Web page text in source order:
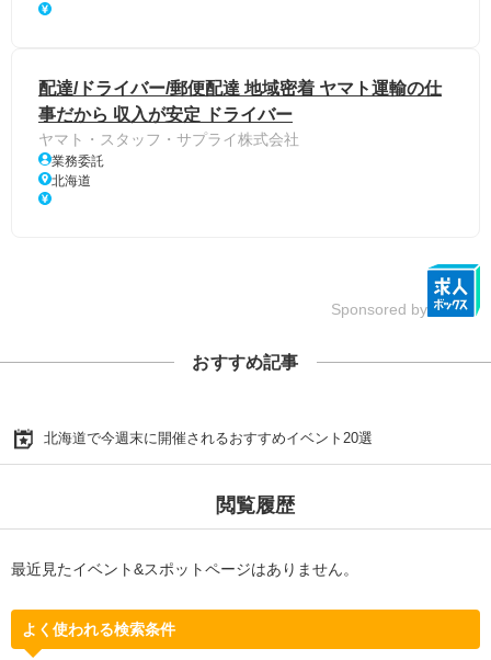
配達/ドライバー/郵便配達 地域密着 ヤマト運輸の仕
事だから 収入が安定 ドライバー
ヤマト・スタッフ・サプライ株式会社
業務委託
北海道
Sponsored by
おすすめ記事
北海道で今週末に開催されるおすすめイベント20選
閲覧履歴
最近見たイベント&スポットページはありません。
よく使われる検索条件